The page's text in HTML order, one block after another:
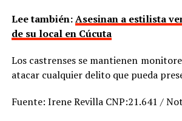
Lee también:Asesinan a estilista
de su local en Cúcuta
Los castrenses se mantienen
atacar cualquier delito que pueda
Fuente: Irene Revilla CNP:21.641 /